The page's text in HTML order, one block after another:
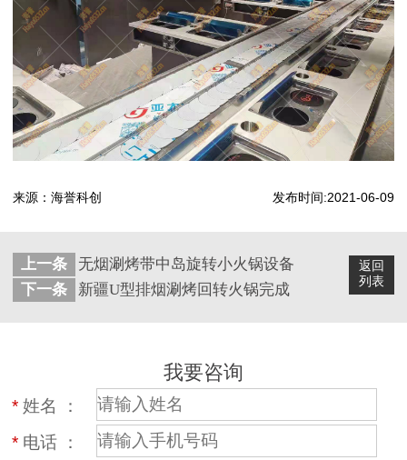
来源：海誉科创 发布时间:2021-06-09
返回
列表
上一条
无烟涮烤带中岛旋转小火锅设备
下一条
新疆U型排烟涮烤回转火锅完成
我要咨询
*姓名 ：
* 电话 ：